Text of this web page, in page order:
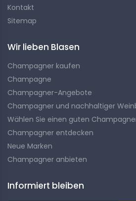
Kontakt
Sitemap
Wir lieben Blasen
Champagner kaufen
Champagne
Champagner-Angebote
Champagner und nachhaltiger
Wählen Sie einen guten
Champagner entdecken
Neue Marken
Champagner anbieten
Informiert bleiben